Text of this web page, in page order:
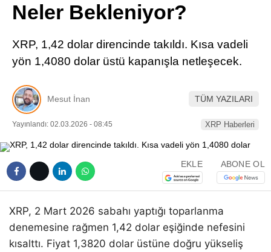
LinkedIn
Telegram
Neler Bekleniyor?
XRP, 1,42 dolar direncinde takıldı. Kısa vadeli
yön 1,4080 dolar üstü kapanışla netleşecek.
Mesut İnan TÜM YAZILARI
Yayınlandı: 02.03.2026 - 08:45 XRP Haberleri
EKLE ABONE OL
XRP, 2 Mart 2026 sabahı yaptığı toparlanma
denemesine rağmen 1,42 dolar eşiğinde nefesini
kısalttı. Fiyat 1,3820 dolar üstüne doğru yükseliş